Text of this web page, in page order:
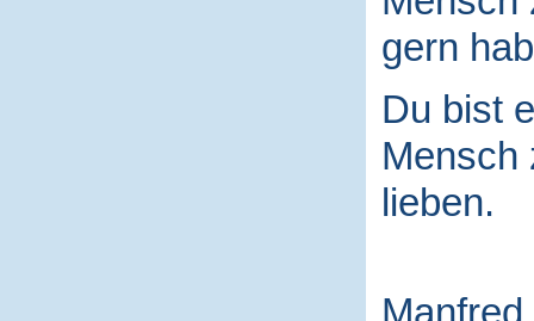
gern
Du bist
Mensch
lieben.